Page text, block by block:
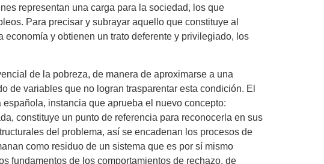
representan una carga para la sociedad, los que
Para precisar y subrayar aquello que constituye al
y obtienen un trato deferente y privilegiado, los
de la pobreza, de manera de aproximarse a una
de variables que no logran trasparentar esta condición. El
instancia que aprueba el nuevo concepto:
constituye un punto de referencia para reconocerla en sus
del problema, así se encadenan los procesos de
como residuo de un sistema que es por sí mismo
fundamentos de los comportamientos de rechazo, de